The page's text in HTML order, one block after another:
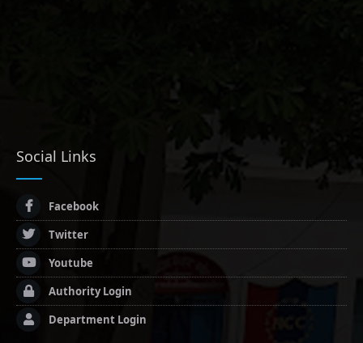
Social Links
Facebook
Twitter
Youtube
Authority Login
Department Login